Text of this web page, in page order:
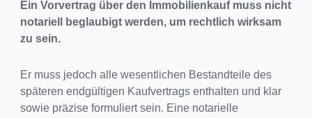
Ein Vorvertrag über den Immobilienkauf muss nicht
notariell beglaubigt werden, um rechtlich wirksam
zu sein.
Er muss jedoch alle wesentlichen Bestandteile des
späteren endgültigen Kaufvertrags enthalten und klar
sowie präzise formuliert sein. Eine notarielle